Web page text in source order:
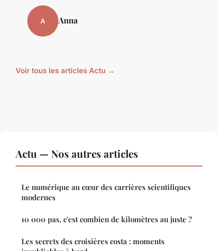
A Anna
Voir tous les articles Actu →
Actu — Nos autres articles
Le numérique au cœur des carrières scientifiques
modernes
10 000 pas, c'est combien de kilomètres au juste ?
Les secrets des croisières costa : moments